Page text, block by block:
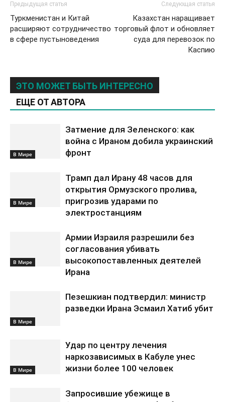
Предыдущая статья
Туркменистан и Китай
расширяют сотрудничество
в сфере пустыноведения
Следующая статья
Казахстан наращивает
торговый флот и обновляет
суда для перевозок по
Каспию
ЭТО МОЖЕТ БЫТЬ ИНТЕРЕСНО
ЕЩЕ ОТ АВТОРА
В Мире
Затмение для Зеленского: как
война с Ираном добила украинский
фронт
В Мире
Трамп дал Ирану 48 часов для
открытия Ормузского пролива,
пригрозив ударами по
электростанциям
В Мире
Армии Израиля разрешили без
согласования убивать
высокопоставленных деятелей
Ирана
В Мире
Пезешкиан подтвердил: министр
разведки Ирана Эсмаил Хатиб убит
В Мире
Удар по центру лечения
наркозависимых в Кабуле унес
жизни более 100 человек
Запросившие убежище в